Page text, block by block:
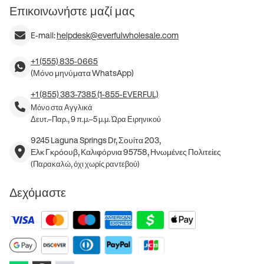
Επικοινωνήστε μαζί μας
E-mail:helpdesk@everfulwholesale.com
+1 (555) 835-0665
(Μόνο μηνύματα WhatsApp)
+1 (855) 383-7385 (1-855-EVERFUL)
Μόνο στα Αγγλικά
Δευτ.–Παρ., 9 π.μ.–5 μ.μ. Ώρα Ειρηνικού
9245 Laguna Springs Dr, Σουίτα 203,
Ελκ Γκρόουβ, Καλιφόρνια 95758, Ηνωμένες Πολιτείες
(Παρακαλώ, όχι χωρίς ραντεβού)
Δεχόμαστε